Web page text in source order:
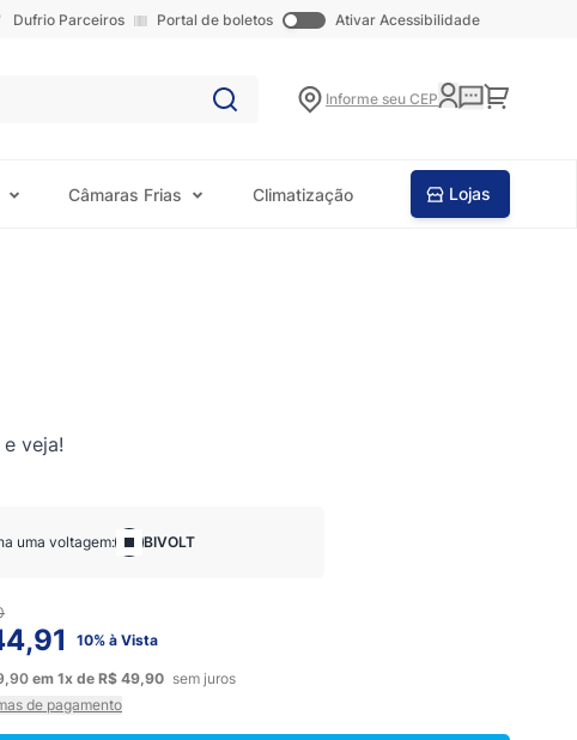
Dufrio Parceiros Portal de boletos Ativar Acessibilidade
Informe seu CEP Carrinho
Câmaras Frias Climatização Lojas
veja!
uma voltagem: BIVOLT
10% à Vista
em 1x de R$ 49,90 sem juros
de pagamento